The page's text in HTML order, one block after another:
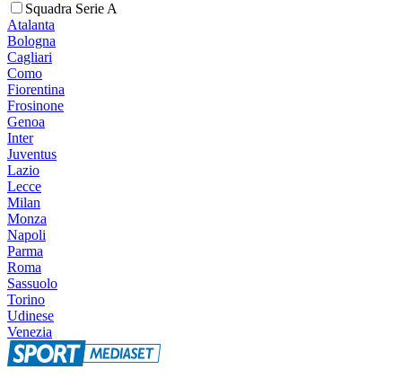
Squadra Serie A
Atalanta
Bologna
Cagliari
Como
Fiorentina
Frosinone
Genoa
Inter
Juventus
Lazio
Lecce
Milan
Monza
Napoli
Parma
Roma
Sassuolo
Torino
Udinese
Venezia